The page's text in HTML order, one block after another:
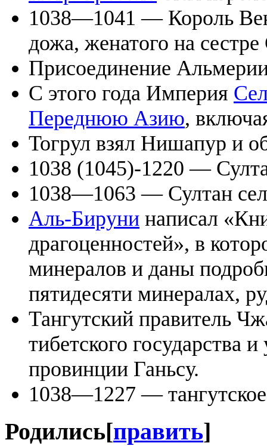
1038—1041 — Король
дожа, женатого на
Присоединение
С этого года Империя
Переднюю Азию,
Тогрул взял Нишапур и
1038 (1045)-1220 —
1038—1063 — Султан
Аль-Бируни написал
драгоценностей», в
минералов и даны
пятидесяти минералах,
Тангутский правитель
тибетского государства
провинции Ганьсу.
1038—1227 —
Родились[править]